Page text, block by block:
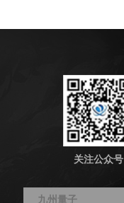
关注公众号
九州量子